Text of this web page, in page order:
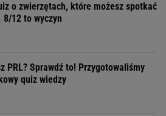
o zwierzętach, które możesz spotkać
8/12 to wyczyn
PRL? Sprawdź to! Przygotowaliśmy
quiz wiedzy